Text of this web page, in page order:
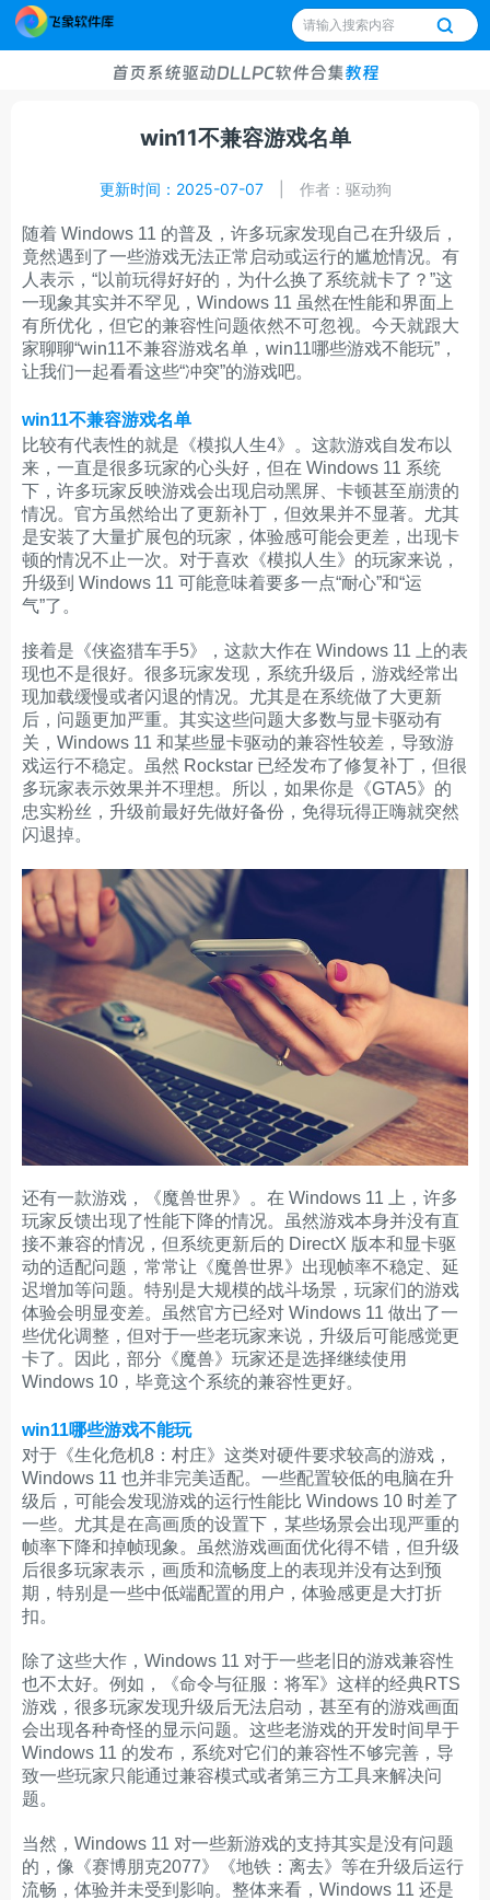
首页系统驱动DLLPC软件合集教程
win11不兼容游戏名单
更新时间：2025-07-07 作者：驱动狗
随着 Windows 11 的普及，许多玩家发现自己在升级后，
竟然遇到了一些游戏无法正常启动或运行的尴尬情况。有
人表示，“以前玩得好好的，为什么换了系统就卡了？”这
一现象其实并不罕见，Windows 11 虽然在性能和界面上
有所优化，但它的兼容性问题依然不可忽视。今天就跟大
家聊聊“win11不兼容游戏名单，win11哪些游戏不能玩”，
让我们一起看看这些“冲突”的游戏吧。
win11不兼容游戏名单
比较有代表性的就是《模拟人生4》。这款游戏自发布以
来，一直是很多玩家的心头好，但在 Windows 11 系统
下，许多玩家反映游戏会出现启动黑屏、卡顿甚至崩溃的
情况。官方虽然给出了更新补丁，但效果并不显著。尤其
是安装了大量扩展包的玩家，体验感可能会更差，出现卡
顿的情况不止一次。对于喜欢《模拟人生》的玩家来说，
升级到 Windows 11 可能意味着要多一点“耐心”和“运
气”了。
接着是《侠盗猎车手5》，这款大作在 Windows 11 上的表
现也不是很好。很多玩家发现，系统升级后，游戏经常出
现加载缓慢或者闪退的情况。尤其是在系统做了大更新
后，问题更加严重。其实这些问题大多数与显卡驱动有
关，Windows 11 和某些显卡驱动的兼容性较差，导致游
戏运行不稳定。虽然 Rockstar 已经发布了修复补丁，但很
多玩家表示效果并不理想。所以，如果你是《GTA5》的
忠实粉丝，升级前最好先做好备份，免得玩得正嗨就突然
闪退掉。
还有一款游戏，《魔兽世界》。在 Windows 11 上，许多
玩家反馈出现了性能下降的情况。虽然游戏本身并没有直
接不兼容的情况，但系统更新后的 DirectX 版本和显卡驱
动的适配问题，常常让《魔兽世界》出现帧率不稳定、延
迟增加等问题。特别是大规模的战斗场景，玩家们的游戏
体验会明显变差。虽然官方已经对 Windows 11 做出了一
些优化调整，但对于一些老玩家来说，升级后可能感觉更
卡了。因此，部分《魔兽》玩家还是选择继续使用
Windows 10，毕竟这个系统的兼容性更好。
win11哪些游戏不能玩
对于《生化危机8：村庄》这类对硬件要求较高的游戏，
Windows 11 也并非完美适配。一些配置较低的电脑在升
级后，可能会发现游戏的运行性能比 Windows 10 时差了
一些。尤其是在高画质的设置下，某些场景会出现严重的
帧率下降和掉帧现象。虽然游戏画面优化得不错，但升级
后很多玩家表示，画质和流畅度上的表现并没有达到预
期，特别是一些中低端配置的用户，体验感更是大打折
扣。
除了这些大作，Windows 11 对于一些老旧的游戏兼容性
也不太好。例如，《命令与征服：将军》这样的经典RTS
游戏，很多玩家发现升级后无法启动，甚至有的游戏画面
会出现各种奇怪的显示问题。这些老游戏的开发时间早于
Windows 11 的发布，系统对它们的兼容性不够完善，导
致一些玩家只能通过兼容模式或者第三方工具来解决问
题。
当然，Windows 11 对一些新游戏的支持其实是没有问题
的，像《赛博朋克2077》《地铁：离去》等在升级后运行
流畅，体验并未受到影响。整体来看，Windows 11 还是